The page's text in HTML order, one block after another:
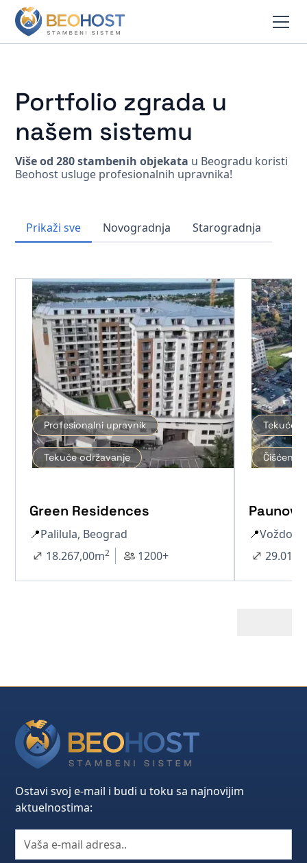
Portfolio zgrada u
našem sistemu
Više od 280 stambenih objekata u Beogradu koristi
Beohost usluge profesionalnih upravnika!
Prikaži sve Novogradnja Starogradnja
Profesionalni upravnik
Tekuće održavanje
Green Residences
📍Palilula, Beograd
18.267,00m2 1200+
Tekuće
Čišćenje
Paunov
📍
Ostavi svoj e-mail i budi u toku sa najnovijim
aktuelnostima: